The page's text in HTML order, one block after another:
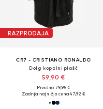
RAZPRODAJA
CR7 - CRISTIANO RONALDO
Dolg kopalni plašč
59,90 €
Prvotno: 79,95 €
Zadnja najnižja cena47,92 €